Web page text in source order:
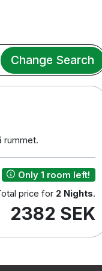
Change Search
rummet.
Only 1 room left!
price for 2 Nights.
2382 SEK